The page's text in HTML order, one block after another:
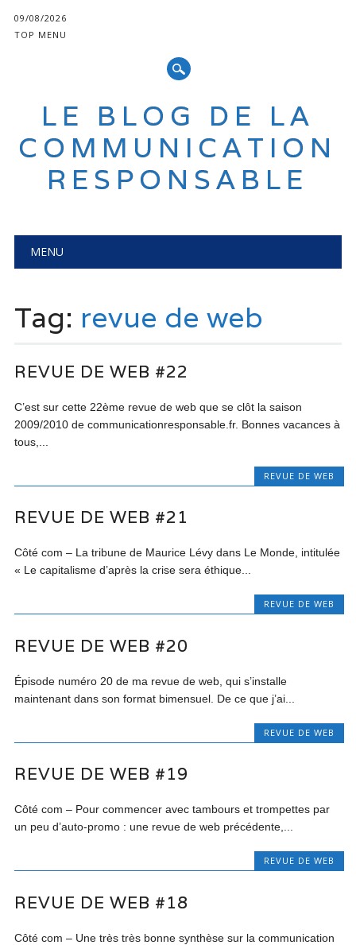
09/08/2026
TOP MENU
LE BLOG DE LA
COMMUNICATION
RESPONSABLE
Main menu
MENU
Tag: revue de web
REVUE DE WEB #22
C’est sur cette 22ème revue de web que se clôt la saison
2009/2010 de communicationresponsable.fr. Bonnes vacances à
tous,...
REVUE DE WEB
REVUE DE WEB #21
Côté com – La tribune de Maurice Lévy dans Le Monde, intitulée
« Le capitalisme d’après la crise sera éthique...
REVUE DE WEB
REVUE DE WEB #20
Épisode numéro 20 de ma revue de web, qui s’installe
maintenant dans son format bimensuel. De ce que j’ai...
REVUE DE WEB
REVUE DE WEB #19
Côté com – Pour commencer avec tambours et trompettes par
un peu d’auto-promo : une revue de web précédente,...
REVUE DE WEB
REVUE DE WEB #18
Côté com – Une très très bonne synthèse sur la communication